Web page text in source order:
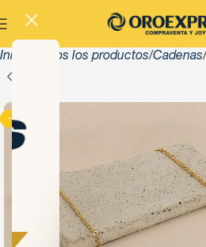
Inicio Todos los productos Cadenas
-13%